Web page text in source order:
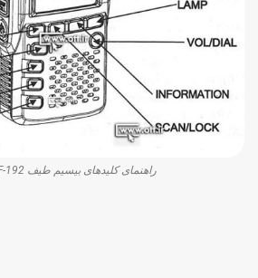
راهنمای کلیدهای بیسیم طیف TEAF TF-192